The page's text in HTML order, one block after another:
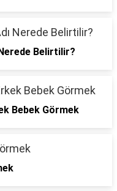
Belirtilir?
Bebek Görmek